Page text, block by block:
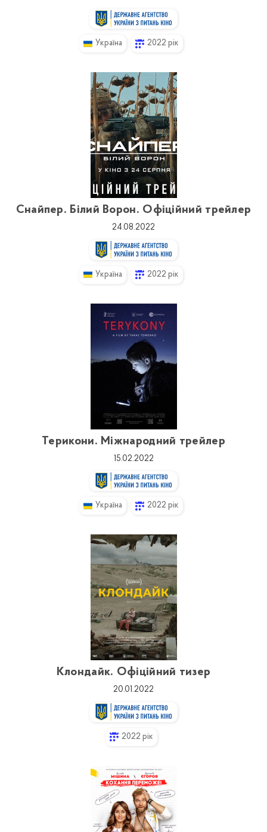
Україна 2022 рік
Снайпер. Білий Ворон. Офіційний трейлер
24.08.2022
Україна 2022 рік
Терикони. Міжнародний трейлер
15.02.2022
Україна 2022 рік
Клондайк. Офіційний тизер
20.01.2022
2022 рік